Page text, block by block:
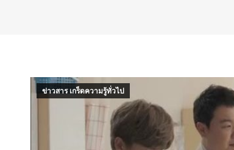
ข่าวสาร เกร็ดความรู้ทั่วไป